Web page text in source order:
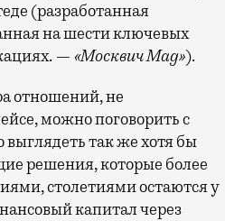
(разработанная
на шести ключевых
— «Москвич Mag»).
отношений, не
можно поговорить с
так же хотя бы
решения, которые более
столетиями остаются у
капитал через